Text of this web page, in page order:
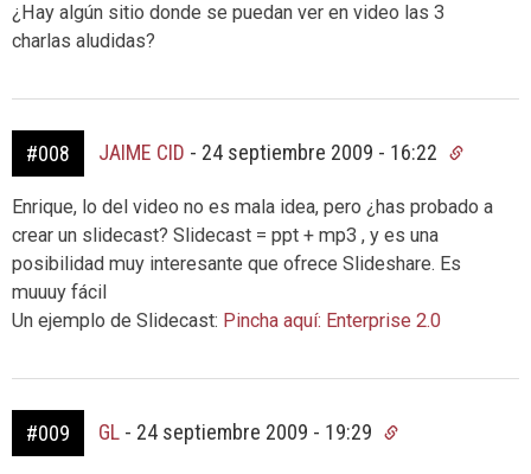
¿Hay algún sitio donde se puedan ver en video las 3
charlas aludidas?
#008 JAIME CID - 24 septiembre 2009 - 16:22
Enrique, lo del video no es mala idea, pero ¿has probado a
crear un slidecast? Slidecast = ppt + mp3 , y es una
posibilidad muy interesante que ofrece Slideshare. Es
muuuy fácil
Un ejemplo de Slidecast: Pincha aquí: Enterprise 2.0
#009 GL - 24 septiembre 2009 - 19:29